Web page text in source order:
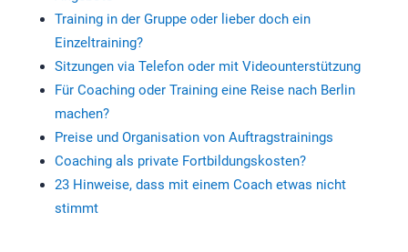
Training in der Gruppe oder lieber doch ein
Einzeltraining?
Sitzungen via Telefon oder mit Videounterstützung
Für Coaching oder Training eine Reise nach Berlin
machen?
Preise und Organisation von Auftragstrainings
Coaching als private Fortbildungskosten?
23 Hinweise, dass mit einem Coach etwas nicht
stimmt